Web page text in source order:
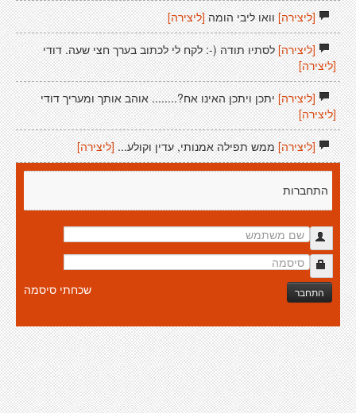
[ליצירה]וואו ליבי הומה [ליצירה]
[ליצירה]לסתיו תודה (-: לקח לי לכתוב בערך חצי שעה. דודי
[ליצירה]
[ליצירה]יתכן ויתכן האינו אח?........ אוהב אותך ומעריך דודי
[ליצירה]
[ליצירה]ממש תפילה אמנותי, עדין וקולע...[ליצירה]
התחברות
התחבר שכחתי סיסמה